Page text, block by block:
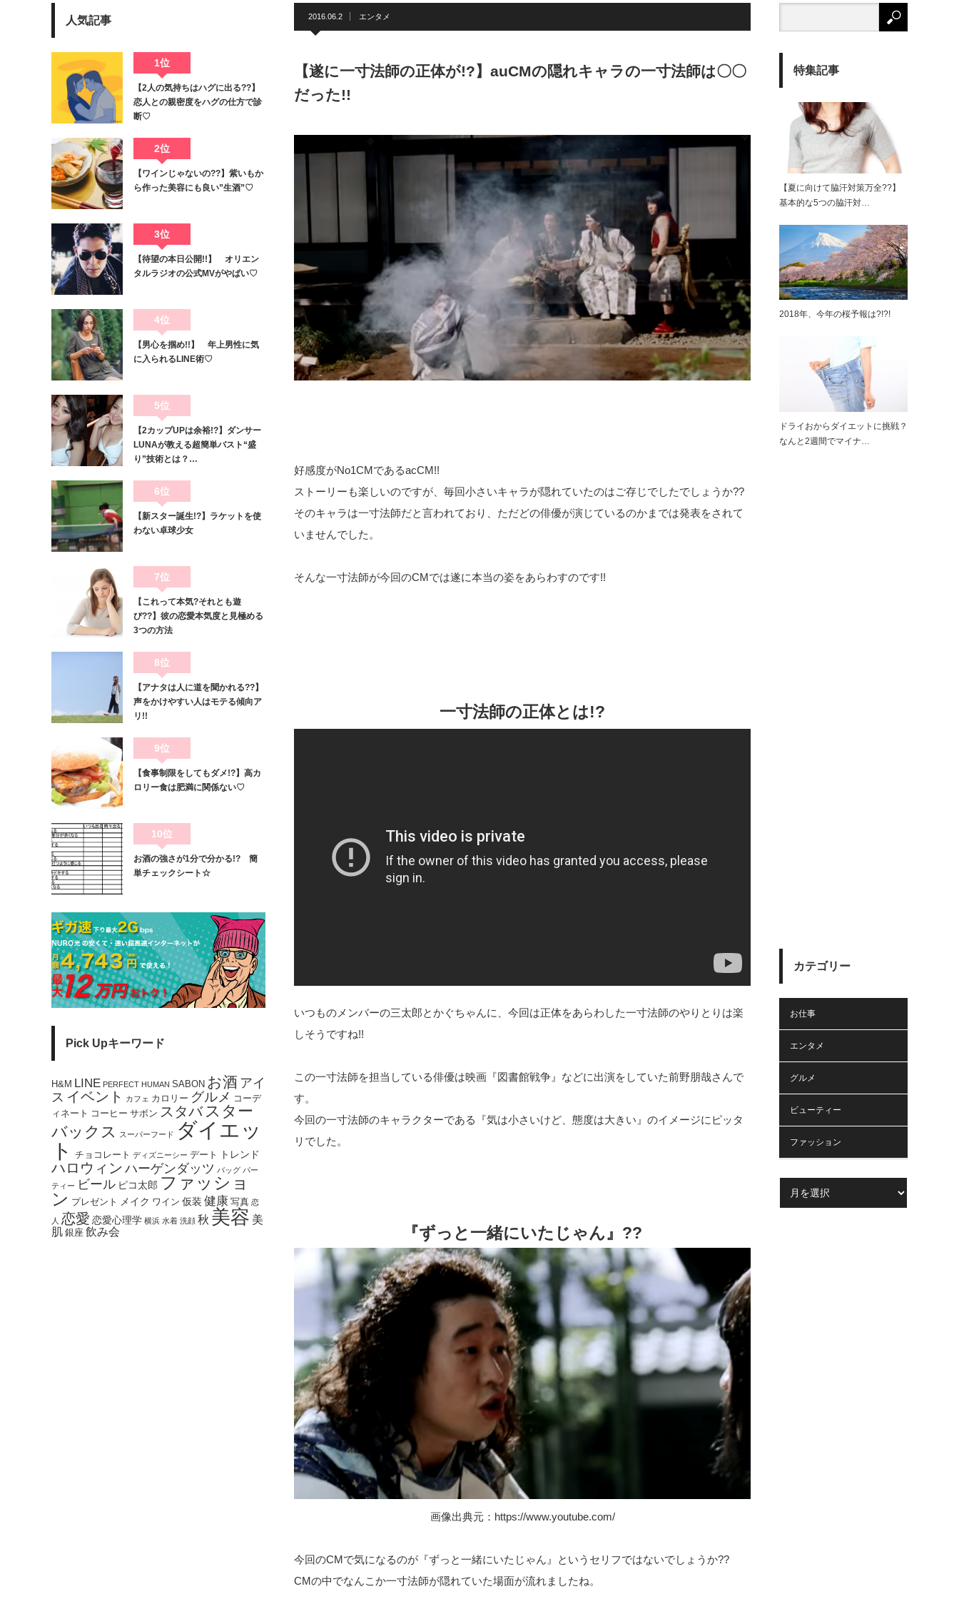
2016.06.2 エンタメ
【遂に一寸法師の正体が!?】auCMの隠れキャラの一寸法師は〇〇
だった!!
好感度がNo1CMであるacCM!!
ストーリーも楽しいのですが、毎回小さいキャラが隠れていたのはご存じでしたでしょうか??
そのキャラは一寸法師だと言われており、ただどの俳優が演じているのかまでは発表をされて
いませんでした。
そんな一寸法師が今回のCMでは遂に本当の姿をあらわすのです!!
一寸法師の正体とは!?
いつものメンバーの三太郎とかぐちゃんに、今回は正体をあらわした一寸法師のやりとりは楽
しそうですね!!
この一寸法師を担当している俳優は映画『図書館戦争』などに出演をしていた前野朋哉さんで
す。
今回の一寸法師のキャラクターである『気は小さいけど、態度は大きい』のイメージにピッタ
リでした。
『ずっと一緒にいたじゃん』??
画像出典元： https://www.youtube.com/
今回のCMで気になるのが『ずっと一緒にいたじゃん』というセリフではないでしょうか??
CMの中でなんこか一寸法師が隠れていた場面が流れましたね。
人気記事
1位
【2人の気持ちはハグに出る??】
恋人との親密度をハグの仕方で診
断♡
2位
【ワインじゃないの??】紫いもか
ら作った美容にも良い”生酒”♡
3位
【待望の本日公開!!】 オリエン
タルラジオの公式MVがやばい♡
4位
【男心を掴め!!】 年上男性に気
に入られるLINE術♡
5位
【2カップUPは余裕!?】ダンサー
LUNAが教える超簡単バスト“盛
り”技術とは？…
6位
【新スター誕生!?】ラケットを使
わない卓球少女
7位
【これって本気?それとも遊
び??】彼の恋愛本気度と見極める
3つの方法
8位
【アナタは人に道を聞かれる??】
声をかけやすい人はモテる傾向ア
リ!!
9位
【食事制限をしてもダメ!?】高カ
ロリー食は肥満に関係ない♡
10位
お酒の強さが1分で分かる!? 簡
単チェックシート☆
Pick Upキーワード
H&M LINE PERFECT HUMAN SABON お酒 アイ
ス イベント カフェ カロリー グルメ コーデ
ィネート コーヒー サボン スタバ スター
バックス
スーパーフード ダイエッ
ト
チョコレート ディズニーシー デート トレンド
ハロウィンハーゲンダッツ バッグ パー
ティー ビール ピコ太郎 ファッショ
ン プレゼント メイク ワイン 仮装 健康 写真 恋
人 恋愛 恋愛心理学 横浜 水着 洗顔 秋 美容 美
肌 銀座 飲み会
特集記事
【夏に向けて脇汗対策万全??】
基本的な5つの脇汗対…
2018年、今年の桜予報は?!?!
ドライおからダイエットに挑戦？
なんと2週間でマイナ…
カテゴリー
お仕事
エンタメ
グルメ
ビューティー
ファッション